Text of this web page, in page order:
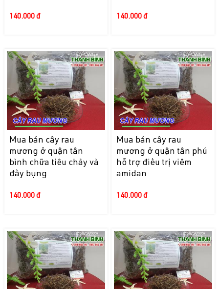
140.000 đ 140.000 đ
Mua bán cây rau
mương ở quận tân
bình chữa tiêu chảy và
đầy bụng
140.000 đ
Mua bán cây rau
mương ở quận tân phú
hỗ trợ điều trị viêm
amidan
140.000 đ